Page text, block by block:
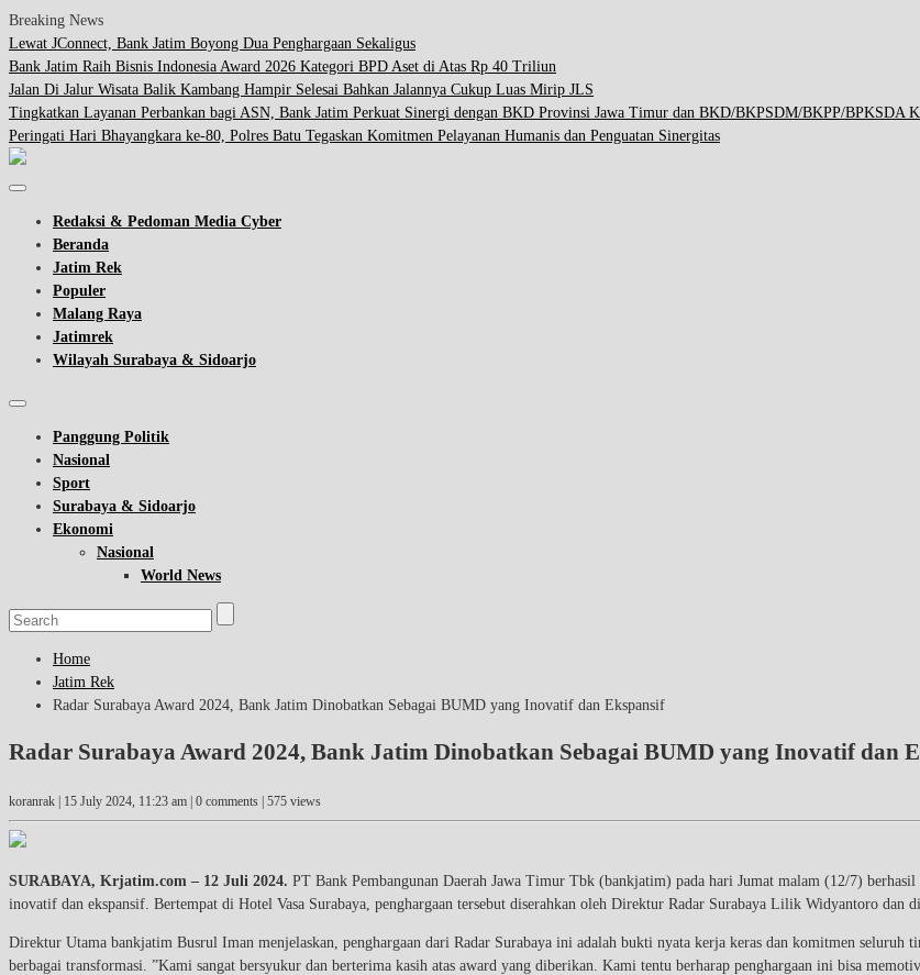
Breaking News
Lewat JConnect, Bank Jatim Boyong Dua Penghargaan Sekaligus
Bank Jatim Raih Bisnis Indonesia Award 2026 Kategori BPD Aset di Atas Rp 40 Triliun
Jalan Di Jalur Wisata Balik Kambang Hampir Selesai Bahkan Jalannya Cukup Luas Mirip JLS
Tingkatkan Layanan Perbankan bagi ASN, Bank Jatim Perkuat Sinergi dengan BKD Provinsi Jawa Timur dan BKD/BKPSDM/BKPP/BPKSDA
Peringati Hari Bhayangkara ke-80, Polres Batu Tegaskan Komitmen Pelayanan Humanis dan Penguatan Sinergitas
Redaksi & Pedoman Media Cyber
Beranda
Jatim Rek
Populer
Malang Raya
Jatimrek
Wilayah Surabaya & Sidoarjo
Panggung Politik
Nasional
Sport
Surabaya & Sidoarjo
Ekonomi
Nasional
World News
Home
Jatim Rek
Radar Surabaya Award 2024, Bank Jatim Dinobatkan Sebagai BUMD yang Inovatif dan Ekspansif
Radar Surabaya Award 2024, Bank Jatim Dinobatkan Sebagai BUMD yang Inovatif dan
koranrak | 15 July 2024, 11:23 am | 0 comments | 575 views
SURABAYA, Krjatim.com – 12 Juli 2024. PT Bank Pembangunan Daerah Jawa Timur Tbk (bankjatim) pada hari Jumat malam (12/7)
inovatif dan ekspansif. Bertempat di Hotel Vasa Surabaya, penghargaan tersebut diserahkan oleh Direktur Radar Surabaya Lilik Widyantoro
Direktur Utama bankjatim Busrul Iman menjelaskan, penghargaan dari Radar Surabaya ini adalah bukti nyata kerja keras dan komitmen seluruh
berbagai transformasi. ”Kami sangat bersyukur dan berterima kasih atas award yang diberikan. Kami tentu berharap penghargaan ini bisa